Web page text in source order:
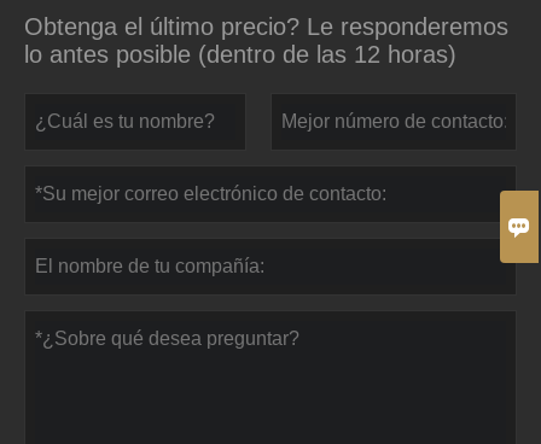
Obtenga el último precio? Le responderemos
lo antes posible (dentro de las 12 horas)
